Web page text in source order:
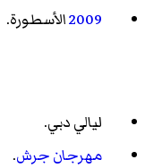
2009الأسطورة.
ليالي دبي.
مهرجان جرش.